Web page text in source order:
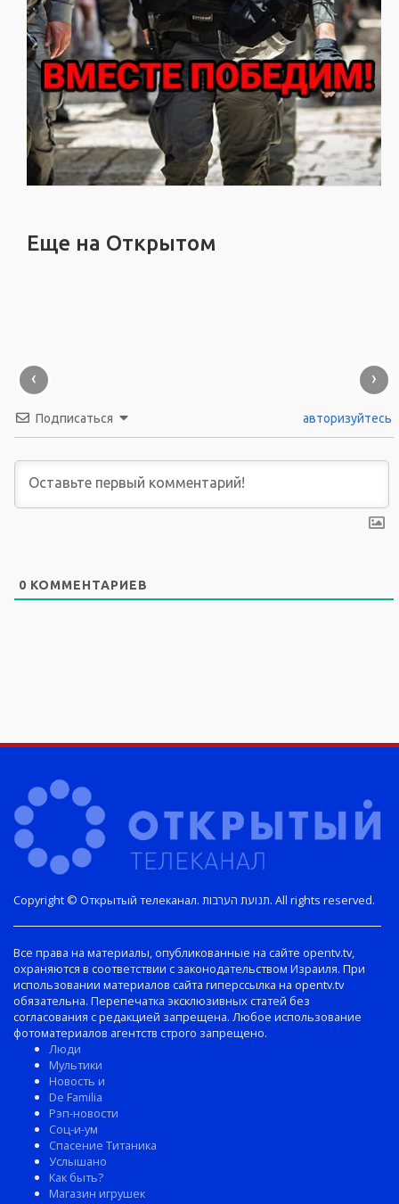
Еще на Открытом
‹ ›
Подписаться авторизуйтесь
0 КОММЕНТАРИЕВ
Copyright © Открытый телеканал. תנועת הערבות. All rights reserved.
Все права на материалы, опубликованные на сайте opentv.tv,
охраняются в соответствии с законодательством Израиля. При
использовании материалов сайта гиперссылка на opentv.tv
обязательна. Перепечатка эксклюзивных статей без
согласования с редакцией запрещена. Любое использование
фотоматериалов агентств строго запрещено.
Люди
Мультики
Новость и
De Familia
Рэп-новости
Соц-и-ум
Спасение Титаника
Услышано
Как быть?
Магазин игрушек